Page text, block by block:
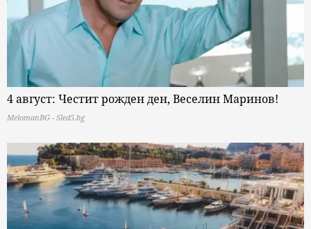
4 август: Честит рожден ден, Веселин Маринов!
MelomanBG - Sled5.bg